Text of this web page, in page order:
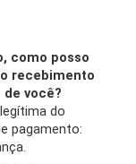
como posso
recebimento
você?
do
pagamento: